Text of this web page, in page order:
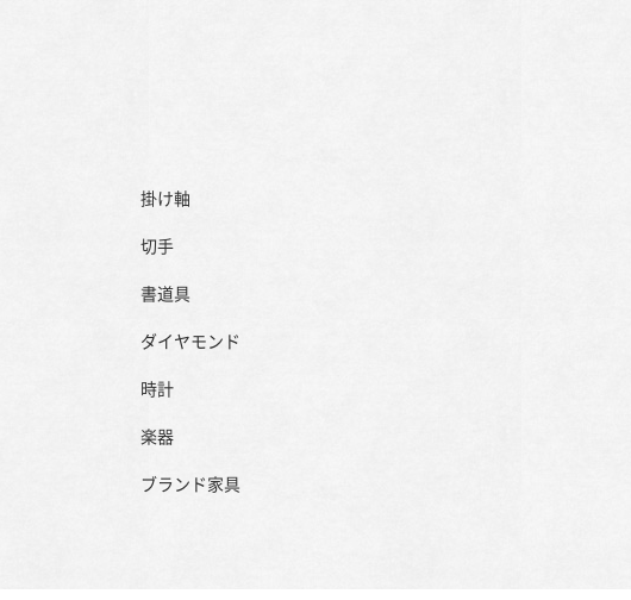
掛け軸
切手
書道具
ダイヤモンド
時計
楽器
ブランド家具